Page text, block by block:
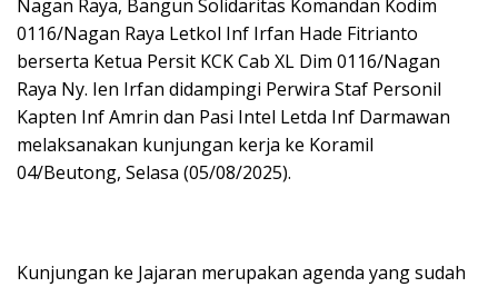
Nagan Raya, Bangun Solidaritas Komandan Kodim
0116/Nagan Raya Letkol Inf Irfan Hade Fitrianto
berserta Ketua Persit KCK Cab XL Dim 0116/Nagan
Raya Ny. Ien Irfan didampingi Perwira Staf Personil
Kapten Inf Amrin dan Pasi Intel Letda Inf Darmawan
melaksanakan kunjungan kerja ke Koramil
04/Beutong, Selasa (05/08/2025).
Kunjungan ke Jajaran merupakan agenda yang sudah